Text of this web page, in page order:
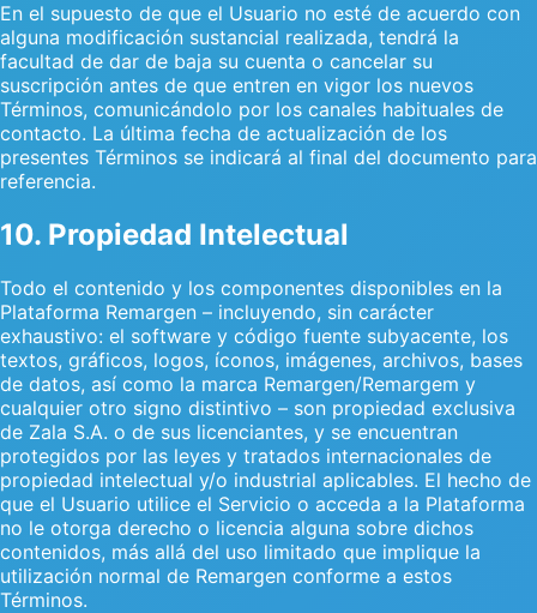
En el supuesto de que el Usuario no esté de acuerdo con
alguna modificación sustancial realizada, tendrá la
facultad de dar de baja su cuenta o cancelar su
suscripción antes de que entren en vigor los nuevos
Términos, comunicándolo por los canales habituales de
contacto. La última fecha de actualización de los
presentes Términos se indicará al final del documento para
referencia.
10. Propiedad Intelectual
Todo el contenido y los componentes disponibles en la
Plataforma Remargen – incluyendo, sin carácter
exhaustivo: el software y código fuente subyacente, los
textos, gráficos, logos, íconos, imágenes, archivos, bases
de datos, así como la marca Remargen/Remargem y
cualquier otro signo distintivo – son propiedad exclusiva
de Zala S.A. o de sus licenciantes, y se encuentran
protegidos por las leyes y tratados internacionales de
propiedad intelectual y/o industrial aplicables. El hecho de
que el Usuario utilice el Servicio o acceda a la Plataforma
no le otorga derecho o licencia alguna sobre dichos
contenidos, más allá del uso limitado que implique la
utilización normal de Remargen conforme a estos
Términos.